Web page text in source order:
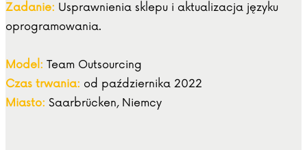
Zadanie: Usprawnienia sklepu i aktualizacja języku
oprogramowania.
Model: Team Outsourcing
Czas trwania: od października 2022
Miasto: Saarbrücken, Niemcy